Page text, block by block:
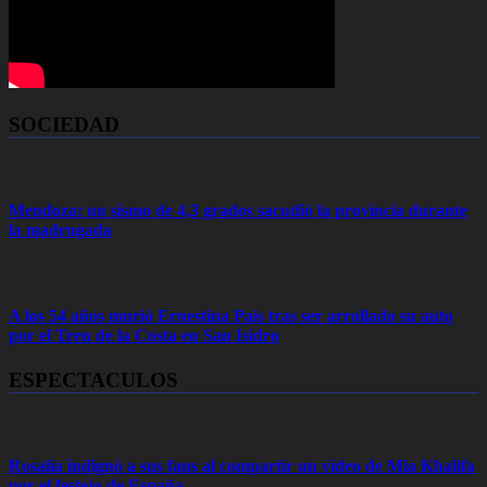
SOCIEDAD
Mendoza: un sismo de 4,3 grados sacudió la provincia durante
la madrugada
A los 54 años murió Ernestina Pais tras ser arrollado su auto
por el Tren de la Costa en San Isidro
ESPECTACULOS
Rosalía indignó a sus fans al compartir un video de Mia Khalifa